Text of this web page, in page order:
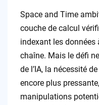
Space and Time
couche de calcul
indexant les
chaîne. Mais le défi
de l’IA, la nécessité
encore plus
manipulations